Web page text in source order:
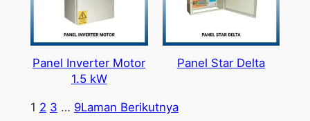
Panel Inverter Motor
1.5 kW
Panel Star Delta
1 2 3 … 9Laman Berikutnya